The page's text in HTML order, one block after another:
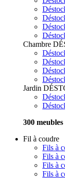
Chambre
Jardin
300
Fil à coudre
Fils à
Fils à
Fils à
Fils à